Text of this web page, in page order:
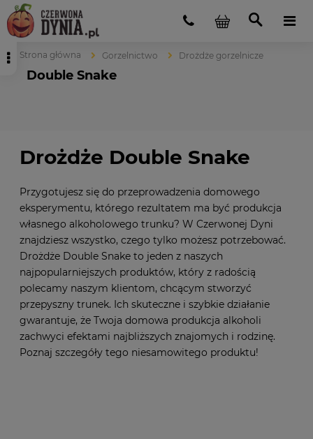
Strona główna Gorzelnictwo Drożdże gorzelnicze
Double Snake
Drożdże Double Snake
Przygotujesz się do przeprowadzenia domowego
eksperymentu, którego rezultatem ma być produkcja
własnego alkoholowego trunku? W Czerwonej Dyni
znajdziesz wszystko, czego tylko możesz potrzebować.
Drożdże Double Snake to jeden z naszych
najpopularniejszych produktów, który z radością
polecamy naszym klientom, chcącym stworzyć
przepyszny trunek. Ich skuteczne i szybkie działanie
gwarantuje, że Twoja domowa produkcja alkoholi
zachwyci efektami najbliższych znajomych i rodzinę.
Poznaj szczegóły tego niesamowitego produktu!